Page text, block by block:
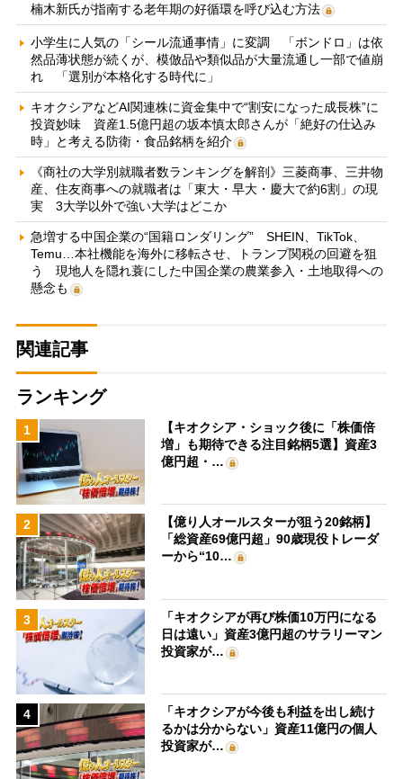
楠木新氏が指南する老年期の好循環を呼び込む方法
小学生に人気の「シール流通事情」に変調 「ボンドロ」は依
然品薄状態が続くが、模倣品や類似品が大量流通し一部で値崩
れ 「選別が本格化する時代に」
キオクシアなどAI関連株に資金集中で“割安になった成長株”に
投資妙味 資産1.5億円超の坂本慎太郎さんが「絶好の仕込み
時」と考える防衛・食品銘柄を紹介
《商社の大学別就職者数ランキングを解剖》三菱商事、三井物
産、住友商事への就職者は「東大・早大・慶大で約6割」の現
実 3大学以外で強い大学はどこか
急増する中国企業の“国籍ロンダリング” SHEIN、TikTok、
Temu…本社機能を海外に移転させ、トランプ関税の回避を狙
う 現地人を隠れ蓑にした中国企業の農業参入・土地取得への
懸念も
関連記事
ランキング
1
【キオクシア・ショック後に「株価倍
増」も期待できる注目銘柄5選】資産3
億円超・…
2
【億り人オールスターが狙う20銘柄】
「総資産69億円超」90歳現役トレーダ
ーから“10…
3
「キオクシアが再び株価10万円になる
日は遠い」資産3億円超のサラリーマン
投資家が…
4
「キオクシアが今後も利益を出し続け
るかは分からない」資産11億円の個人
投資家が…